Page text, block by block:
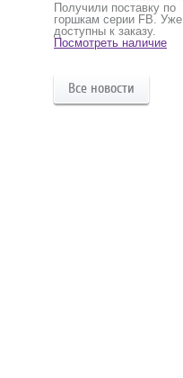
Получили поставку по
горшкам серии FB. Уже
доступны к заказу.
Посмотреть наличие
Все новости